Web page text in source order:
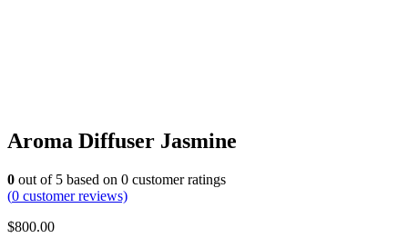
Aroma Diffuser Jasmine
0 out of 5 based on 0 customer ratings
(0 customer reviews)
$800.00